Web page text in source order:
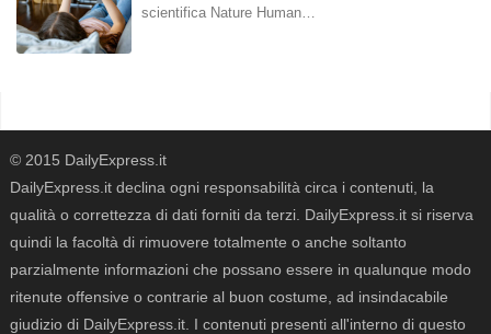
scientifica Nature Human…
© 2015 DailyExpress.it
DailyExpress.it declina ogni responsabilità circa i contenuti, la
qualità o correttezza di dati forniti da terzi. DailyExpress.it si riserva
quindi la facoltà di rimuovere totalmente o anche soltanto
parzialmente informazioni che possano essere in qualunque modo
ritenute offensive o contrarie al buon costume, ad insindacabile
giudizio di DailyExpress.it. I contenuti presenti all'interno di questo